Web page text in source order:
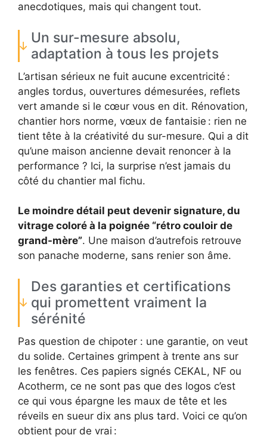
anecdotiques, mais qui changent tout.
Un sur-mesure absolu,
adaptation à tous les projets
L’artisan sérieux ne fuit aucune excentricité :
angles tordus, ouvertures démesurées, reflets
vert amande si le cœur vous en dit. Rénovation,
chantier hors norme, vœux de fantaisie : rien ne
tient tête à la créativité du sur-mesure. Qui a dit
qu’une maison ancienne devait renoncer à la
performance ? Ici, la surprise n’est jamais du
côté du chantier mal fichu.
Le moindre détail peut devenir signature, du
vitrage coloré à la poignée “rétro couloir de
grand-mère”. Une maison d’autrefois retrouve
son panache moderne, sans renier son âme.
Des garanties et certifications
qui promettent vraiment la
sérénité
Pas question de chipoter : une garantie, on veut
du solide. Certaines grimpent à trente ans sur
les fenêtres. Ces papiers signés CEKAL, NF ou
Acotherm, ce ne sont pas que des logos c’est
ce qui vous épargne les maux de tête et les
réveils en sueur dix ans plus tard. Voici ce qu’on
obtient pour de vrai :